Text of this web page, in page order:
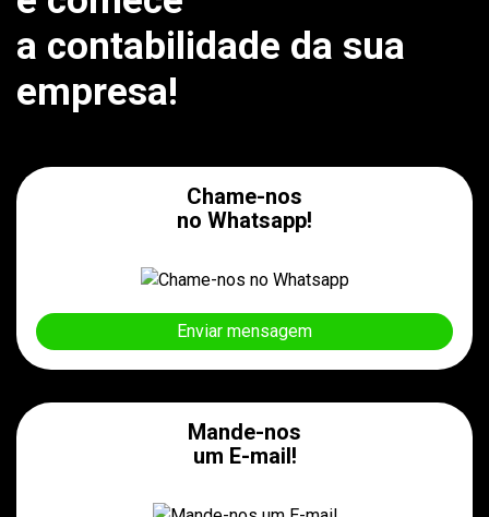
a contabilidade da sua
empresa!
Chame-nos
no Whatsapp!
Enviar mensagem
Mande-nos
um E-mail!